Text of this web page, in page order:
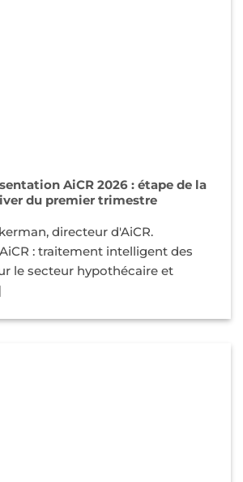
AiCR 2026 : étape de la
du premier trimestre
directeur d'AiCR.
: traitement intelligent des
le secteur hypothécaire et